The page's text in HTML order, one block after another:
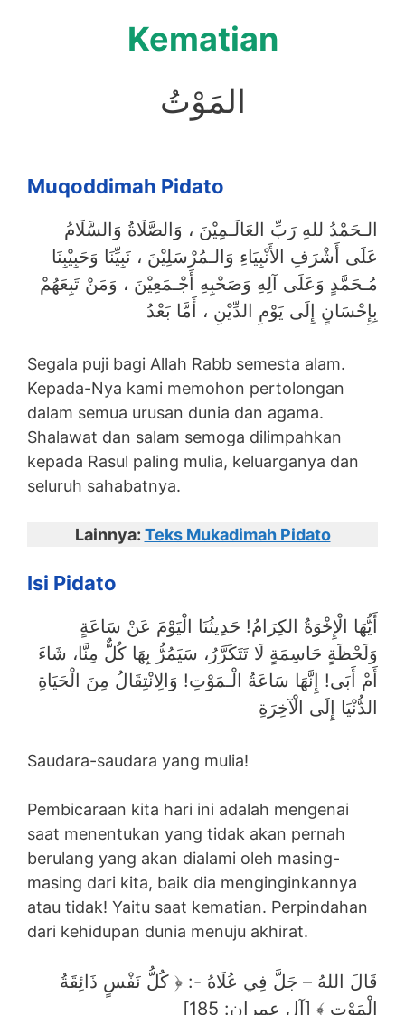
Kematian
المَوْتُ
Muqoddimah Pidato
عَلَى أَشْرَفِ الأَنْبِيَاءِ وَالـمُرْسَلِيْنَ ، نَبِيِّنَا وَحَبِيْبِنَا
مُـحَمَّدٍ وَعَلَى آلِهِ وَصَحْبِهِ أَجْـمَعِيْنَ ، وَمَنْ تَبِعَهُمْ
بِإِحْسَانٍ إِلَى يَوْمِ الدِّيْنِ ، أَمَّا بَعْدُ
Segala puji bagi Allah Rabb semesta alam.
Kepada-Nya kami memohon pertolongan
dalam semua urusan dunia dan agama.
Shalawat dan salam semoga dilimpahkan
kepada Rasul paling mulia, keluarganya dan
seluruh sahabatnya.
Lainnya: Teks Mukadimah Pidato
Isi Pidato
أَيُّهَا الْإِخْوَةُ الكِرَامُ! حَدِيثُنَا الْيَوْمَ عَنْ سَاعَةٍ
وَلَحْظَةٍ حَاسِمَةٍ لَا تَتَكَرَّرُ، سَيَمُرُّ بِهَا كُلٌّ مِنَّا، شَاءَ
أَمْ أَبَى! إِنَّهَا سَاعَةُ الْـمَوْتِ! وَالِانْتِقَالُ مِنَ الْحَيَاةِ
الدُّنْيَا إِلَى الْآخِرَةِ
Saudara-saudara yang mulia!
Pembicaraan kita hari ini adalah mengenai
saat menentukan yang tidak akan pernah
berulang yang akan dialami oleh masing-
masing dari kita, baik dia menginginkannya
atau tidak! Yaitu saat kematian. Perpindahan
dari kehidupan dunia menuju akhirat.
قَالَ اللهُ – جَلَّ فِي عُلَاهُ -: ﴿ كُلُّ نَفْسٍ ذَائِقَةُ
الْمَوْتِ ﴾ [آل عمران: 185]